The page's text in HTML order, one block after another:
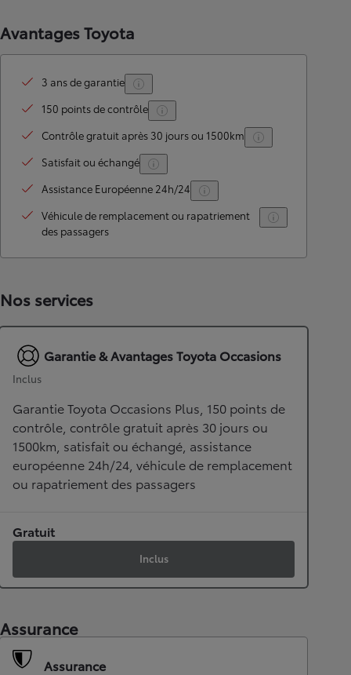
Avantages Toyota
3 ans de garantie
150 points de contrôle
Contrôle gratuit après 30 jours ou 1500km
Satisfait ou échangé
Assistance Européenne 24h/24
Véhicule de remplacement ou rapatriement
des passagers
Nos services
Garantie & Avantages Toyota Occasions
Inclus
Garantie Toyota Occasions Plus, 150 points de
contrôle, contrôle gratuit après 30 jours ou
1500km, satisfait ou échangé, assistance
européenne 24h/24, véhicule de remplacement
ou rapatriement des passagers
Gratuit
Inclus
Assurance
Assurance